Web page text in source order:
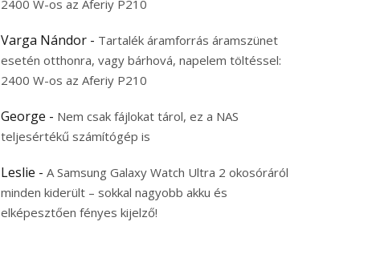
2400 W-os az Aferiy P210
Varga Nándor - Tartalék áramforrás áramszünet
esetén otthonra, vagy bárhová, napelem töltéssel:
2400 W-os az Aferiy P210
George - Nem csak fájlokat tárol, ez a NAS
teljesértékű számítógép is
Leslie - A Samsung Galaxy Watch Ultra 2 okosóráról
minden kiderült – sokkal nagyobb akku és
elképesztően fényes kijelző!